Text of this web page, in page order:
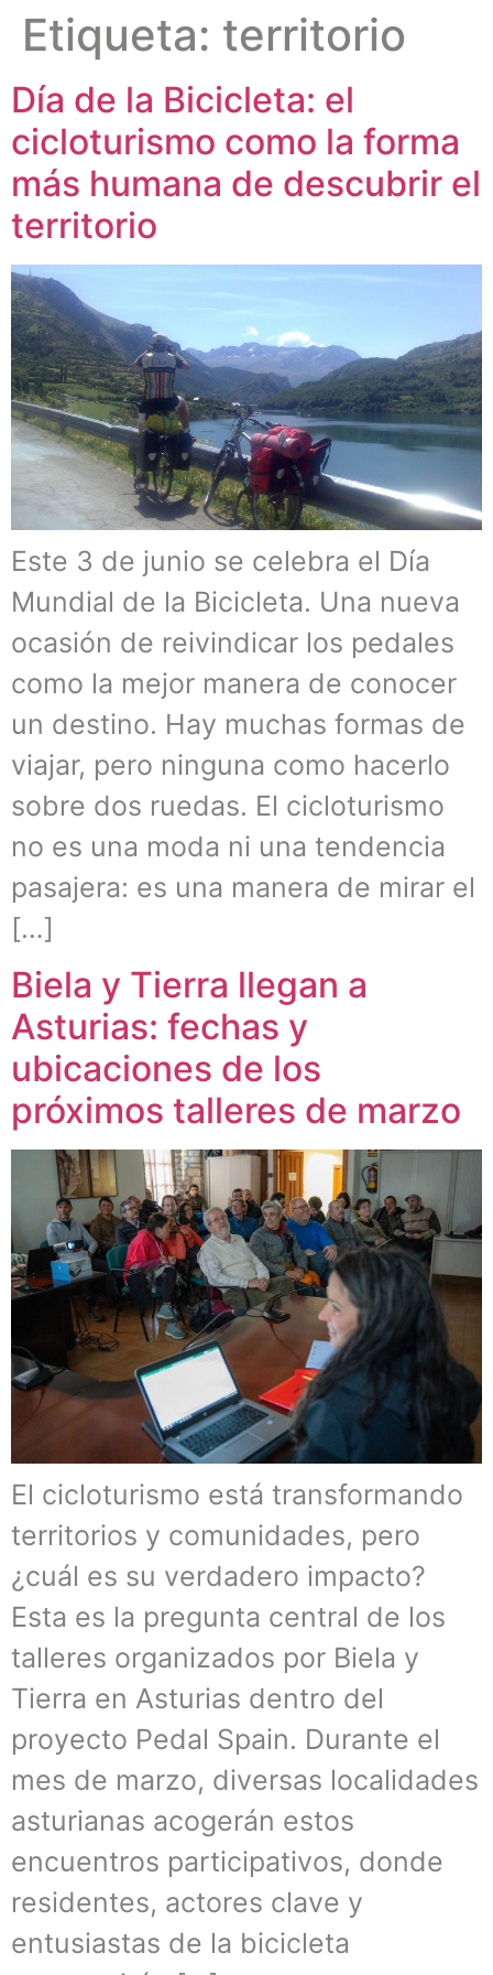
Etiqueta: territorio
Día de la Bicicleta: el
cicloturismo como la forma
más humana de descubrir el
territorio
Este 3 de junio se celebra el Día
Mundial de la Bicicleta. Una nueva
ocasión de reivindicar los pedales
como la mejor manera de conocer
un destino. Hay muchas formas de
viajar, pero ninguna como hacerlo
sobre dos ruedas. El cicloturismo
no es una moda ni una tendencia
pasajera: es una manera de mirar el
[…]
Biela y Tierra llegan a
Asturias: fechas y
ubicaciones de los
próximos talleres de marzo
El cicloturismo está transformando
territorios y comunidades, pero
¿cuál es su verdadero impacto?
Esta es la pregunta central de los
talleres organizados por Biela y
Tierra en Asturias dentro del
proyecto Pedal Spain. Durante el
mes de marzo, diversas localidades
asturianas acogerán estos
encuentros participativos, donde
residentes, actores clave y
entusiastas de la bicicleta